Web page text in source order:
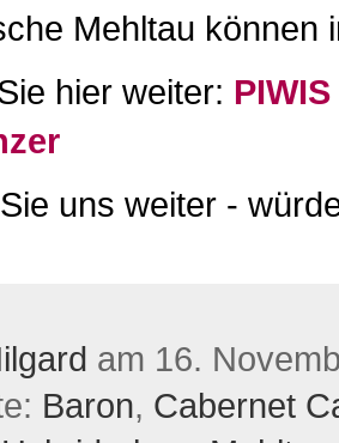
Mehltau können
hier weiter:
uns weiter -
am 16.
Baron, Cabernet